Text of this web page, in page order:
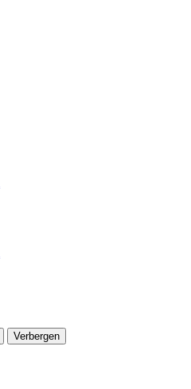
Verbergen